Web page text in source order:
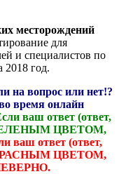
месторождений
для
и специалистов по
2018 год.
на вопрос или нет!?
время онлайн
ваш ответ (ответ,
ЗЕЛЕНЫМ ЦВЕТОМ,
ваш ответ (ответ,
КРАСНЫМ ЦВЕТОМ,